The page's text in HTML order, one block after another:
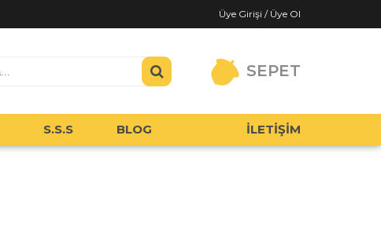
Üye Girişi / Üye Ol
SEPET
S.S.S BLOG İLETİŞİM